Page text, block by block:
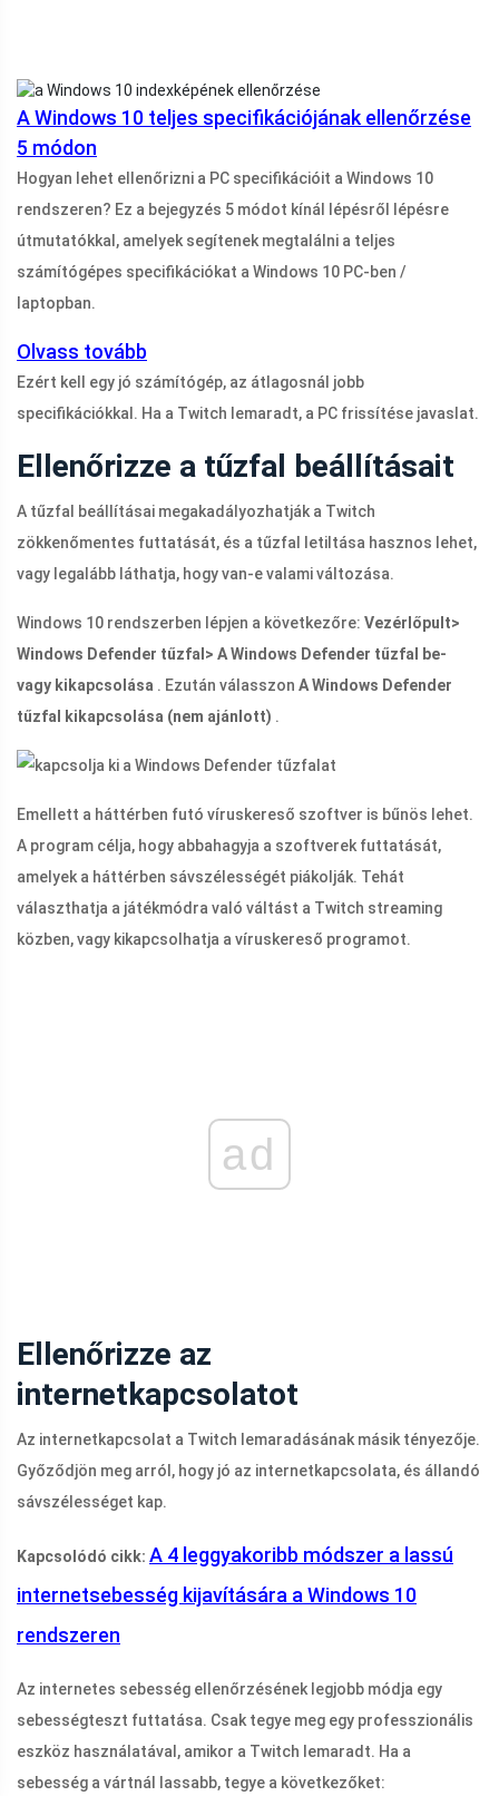
A Windows 10 teljes specifikációjának ellenőrzése
5 módon
Hogyan lehet ellenőrizni a PC specifikációit a Windows 10
rendszeren? Ez a bejegyzés 5 módot kínál lépésről lépésre
útmutatókkal, amelyek segítenek megtalálni a teljes
számítógépes specifikációkat a Windows 10 PC-ben /
laptopban.
Olvass tovább
Ezért kell egy jó számítógép, az átlagosnál jobb
specifikációkkal. Ha a Twitch lemaradt, a PC frissítése javaslat.
Ellenőrizze a tűzfal beállításait
A tűzfal beállításai megakadályozhatják a Twitch
zökkenőmentes futtatását, és a tűzfal letiltása hasznos lehet,
vagy legalább láthatja, hogy van-e valami változása.
Windows 10 rendszerben lépjen a következőre: Vezérlőpult>
Windows Defender tűzfal> A Windows Defender tűzfal be-
vagy kikapcsolása . Ezután válasszon A Windows Defender
tűzfal kikapcsolása (nem ajánlott) .
Emellett a háttérben futó víruskereső szoftver is bűnös lehet.
A program célja, hogy abbahagyja a szoftverek futtatását,
amelyek a háttérben sávszélességét piákolják. Tehát
választhatja a játékmódra való váltást a Twitch streaming
közben, vagy kikapcsolhatja a víruskereső programot.
ad
Ellenőrizze az
internetkapcsolatot
Az internetkapcsolat a Twitch lemaradásának másik tényezője.
Győződjön meg arról, hogy jó az internetkapcsolata, és állandó
sávszélességet kap.
Kapcsolódó cikk: A 4 leggyakoribb módszer a lassú
internetsebesség kijavítására a Windows 10
rendszeren
Az internetes sebesség ellenőrzésének legjobb módja egy
sebességteszt futtatása. Csak tegye meg egy professzionális
eszköz használatával, amikor a Twitch lemaradt. Ha a
sebesség a vártnál lassabb, tegye a következőket: